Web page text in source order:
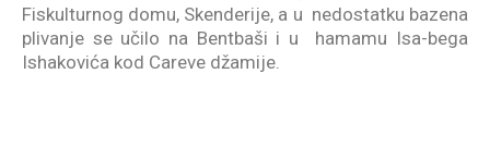
Fiskulturnog domu, Skenderije, a u nedostatku bazena
plivanje se učilo na Bentbaši i u hamamu Isa-bega
Ishakovića kod Careve džamije.